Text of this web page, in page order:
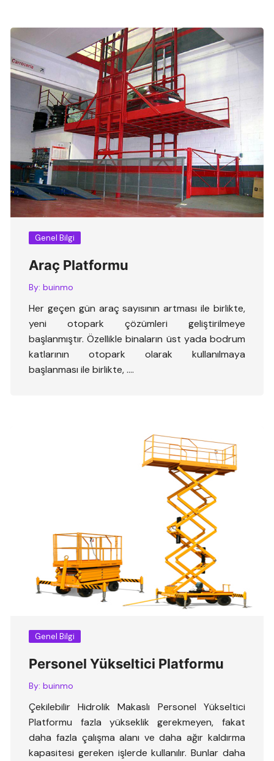
Genel Bilgi
Araç Platformu
By: buinmo
Her geçen gün araç sayısının artması ile birlikte,
yeni otopark çözümleri geliştirilmeye
başlanmıştır. Özellikle binaların üst yada bodrum
katlarının otopark olarak kullanılmaya
başlanması ile birlikte, ….
Genel Bilgi
Personel Yükseltici Platformu
By: buinmo
Çekilebilir Hidrolik Makaslı Personel Yükseltici
Platformu fazla yükseklik gerekmeyen, fakat
daha fazla çalışma alanı ve daha ağır kaldırma
kapasitesi gereken işlerde kullanılır. Bunlar daha